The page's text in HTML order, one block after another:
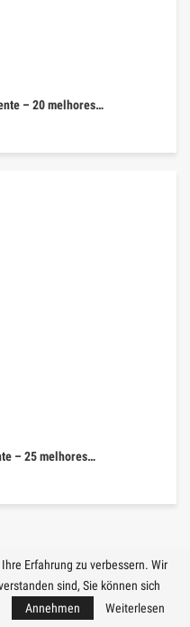
– 20 melhores…
– 25 melhores…
🧭 REISEN
Erfahrung zu verbessern. Wir
sind, Sie können sich
Annehmen Weiterlesen